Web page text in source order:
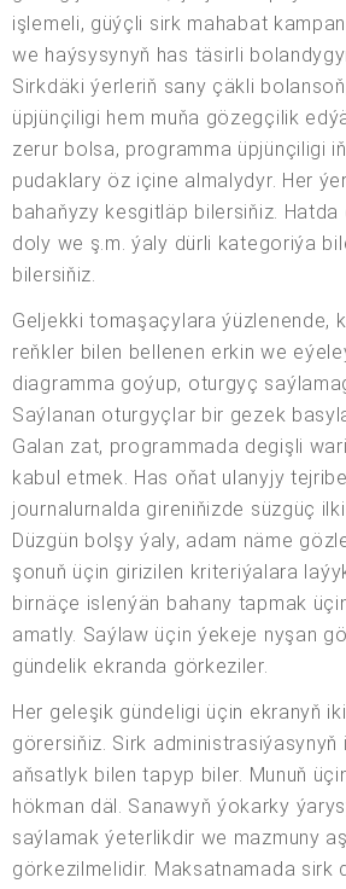
işlemeli, güýçli sirk mahabat
we haýsysynyň has täsirli
Sirkdäki ýerleriň sany çäkli
üpjünçiligi hem muňa gözegçilik
zerur bolsa, programma üpjünçiligi
pudaklary öz içine almalydyr. Her
bahaňyzy kesgitläp bilersiňiz. Hatda
doly we ş.m. ýaly dürli kategoriýa
bilersiňiz.
Geljekki tomaşaçylara ýüzlenende,
reňkler bilen bellenen erkin we
diagramma goýup, oturgyç
Saýlanan oturgyçlar bir gezek
Galan zat, programmada degişli
kabul etmek. Has oňat ulanyjy
journalurnalda gireniňizde süzgüç
Düzgün bolşy ýaly, adam näme
şonuň üçin girizilen kriteriýalara
birnäçe islenýän bahany tapmak
amatly. Saýlaw üçin ýekeje nyşan
gündelik ekranda görkeziler.
Her geleşik gündeligi üçin ekranyň
görersiňiz. Sirk
aňsatlyk bilen tapyp biler. Munuň
hökman däl. Sanawyň ýokarky
saýlamak ýeterlikdir we mazmuny
görkezilmelidir. Maksatnamada sirk